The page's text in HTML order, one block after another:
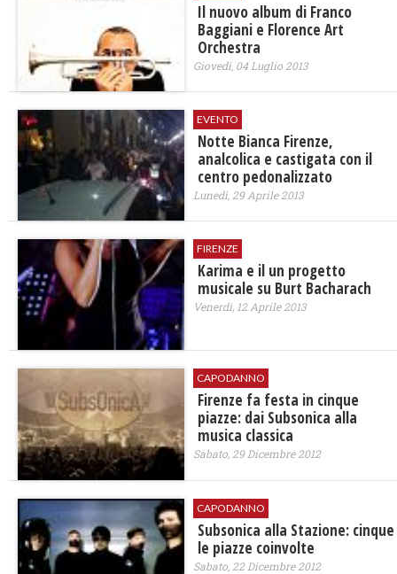
Il nuovo album di Franco
Baggiani e Florence Art
Orchestra
Giovedì, 04 Luglio 2013
EVENTO
Notte Bianca Firenze,
analcolica e castigata con il
centro pedonalizzato
Lunedì, 29 Aprile 2013
FIRENZE
Karima e il un progetto
musicale su Burt Bacharach
Venerdì, 12 Aprile 2013
CAPODANNO
Firenze fa festa in cinque
piazze: dai Subsonica alla
musica classica
Sabato, 29 Dicembre 2012
CAPODANNO
Subsonica alla Stazione: cinque
le piazze coinvolte
Sabato, 22 Dicembre 2012